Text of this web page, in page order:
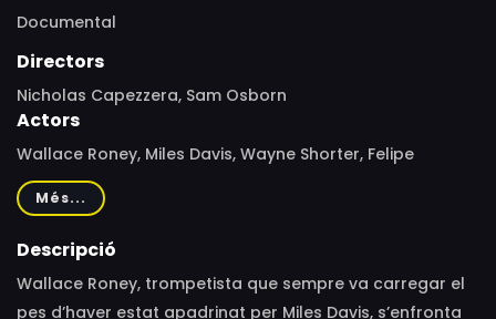
Documental
Directors
Nicholas Capezzera, Sam Osborn
Actors
Wallace Roney, Miles Davis, Wayne Shorter, Felipe
Luciano, Phil Schaap, Vince Wilburn Jr.
Més...
Descripció
Wallace Roney, trompetista que sempre va carregar el
pes d’haver estat apadrinat per Miles Davis, s’enfronta